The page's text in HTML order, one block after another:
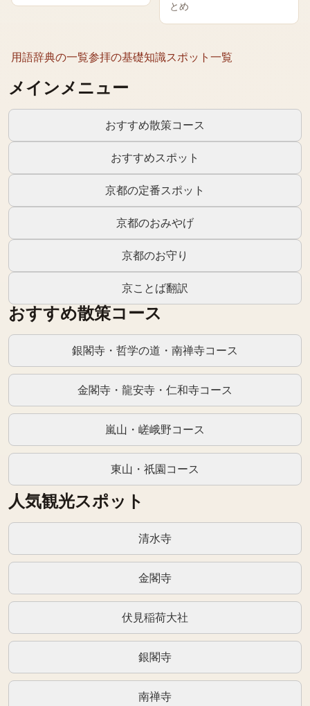
メインメニュー
おすすめ散策コース
おすすめスポット
京都の定番スポット
京都のおみやげ
京都のお守り
京ことば翻訳
おすすめ散策コース
銀閣寺・哲学の道・南禅寺コース
金閣寺・龍安寺・仁和寺コース
嵐山・嵯峨野コース
東山・祇園コース
人気観光スポット
清水寺
金閣寺
伏見稲荷大社
銀閣寺
南禅寺
とめ
用語辞典の一覧参拝の基礎知識スポット一覧